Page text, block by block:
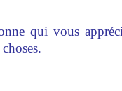
qui vous